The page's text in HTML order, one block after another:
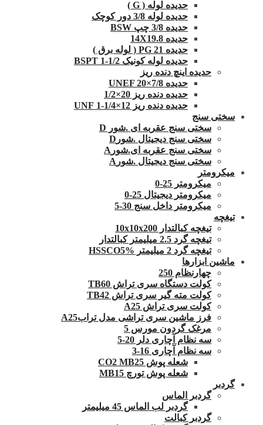
حدیده لوله ( G )
حدیده لوله 3/8 دور کوچک
حدیده 3/8 چپ BSW
حدیده 14X19.8
حدیده 21 PG ( لوله برق )
حدیده لوله کونیک 1/2-1 BSPT
حدیده اینچ دنده ریز
حدیده UNEF 20×7/8
حدیده دنده ریز 20×1/2
حدیده دنده ریز 12×1/4-1 UNF
سختی سنج
سختی سنج عقربه ای .شور D
سختی سنج دیجیتال .شورD
سختی سنج عقربه ای.شورA
سختی سنج دیجیتال .شورA
میکرومتر
میکرومتر 25-0
میکرومتر دیجیتال 25-0
میکرومتر داخل سنج 30-5
تیغچه
تیغچه کبالتدار 10x10x200
تیغچه گرد 2.5 میلیمتر کبالتدار
تیغچه گرد 2 میلیمتر HSSCO5%
ماشین ابزارها
چهارنظام 250
کولت دستگاه سری تراش TB60
کولت مته گیر سری تراش TB42
کولت سری تراش A25
فرز ماشین سری تراشی مدل ترابA25
مرغک گردون مورس 5
سه نظام آچاری دلر 20-5
سه نظام آچاری 16-3
شعله پوش CO2 MB25
شعله پوش تورچ MB15
گردبر
گردبر الماس
گردبر لب الماس 45 میلیمتر
گردبر کبالت